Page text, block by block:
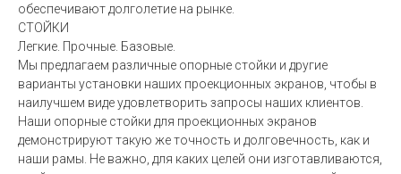
обеспечивают долголетие на рынке.
СТОЙКИ
Легкие. Прочные. Базовые.
Мы предлагаем различные опорные стойки и другие
варианты установки наших проекционных экранов, чтобы в
наилучшем виде удовлетворить запросы наших клиентов.
Наши опорные стойки для проекционных экранов
демонстрируют такую же точность и долговечность, как и
наши рамы. Не важно, для каких целей они изготавливаются,